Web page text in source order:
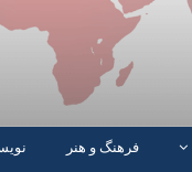
فرهنگ و هنر